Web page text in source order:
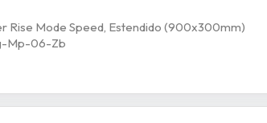
Rise Mode Speed, Estendido (900x300mm)
Mp-06-Zb